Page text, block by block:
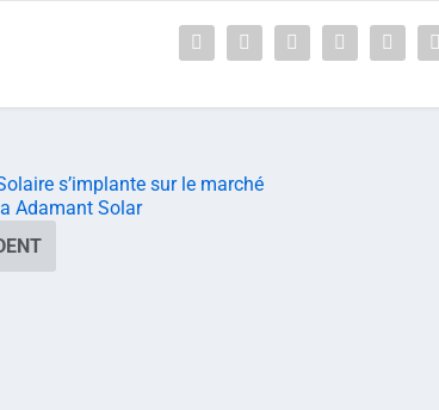
s’implante sur le marché
Adamant Solar